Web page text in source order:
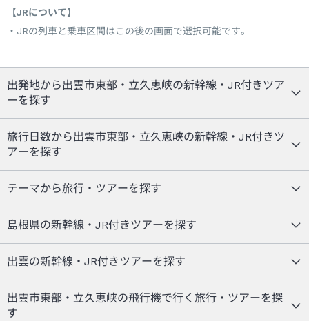
【JRについて】
JRの列車と乗車区間はこの後の画面で選択可能です。
出発地から出雲市東部・立久恵峡の新幹線・JR付きツア
ーを探す
旅行日数から出雲市東部・立久恵峡の新幹線・JR付きツ
アーを探す
テーマから旅行・ツアーを探す
島根県の新幹線・JR付きツアーを探す
出雲の新幹線・JR付きツアーを探す
出雲市東部・立久恵峡の飛行機で行く旅行・ツアーを探
す